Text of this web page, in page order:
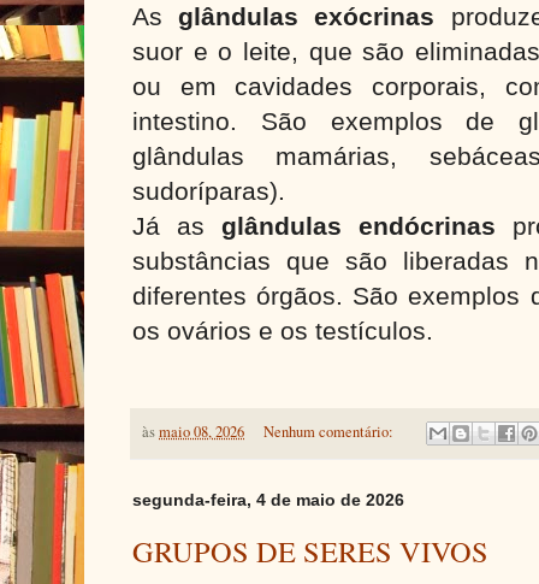
Asglândulas exócrinas
suor e o leite, que são
ou em cavidades corporais,
intestino. São exemplos de
glândulas mamárias,
sudoríparas).
Já as glândulas endócrinas
substâncias que são liberadas
diferentes órgãos. São exemplos
os ovários e os testículos.
àsmaio 08, 2026 Nenhum comentário:
segunda-feira, 4 de maio de 2026
GRUPOS DE SERES VIVOS